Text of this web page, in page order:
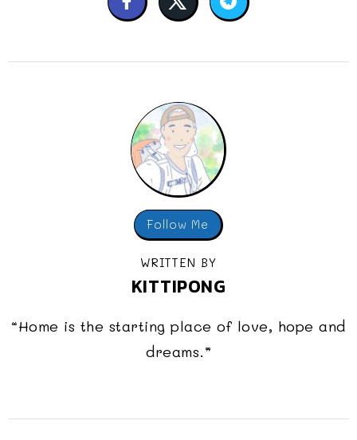
Follow Me
WRITTEN BY
KITTIPONG
“Home is the starting place of love, hope and
dreams.”